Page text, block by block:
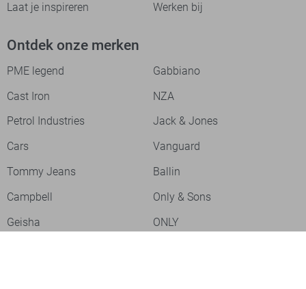
Laat je inspireren Werken bij
Ontdek onze merken
PME legend
Gabbiano
Cast Iron
NZA
Petrol Industries
Jack & Jones
Cars
Vanguard
Tommy Jeans
Ballin
Campbell
Only & Sons
Geisha
ONLY